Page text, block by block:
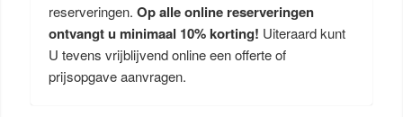
reserveringen. Op alle online reserveringen
ontvangt u minimaal 10% korting! Uiteraard kunt
U tevens vrijblijvend online een offerte of
prijsopgave aanvragen.